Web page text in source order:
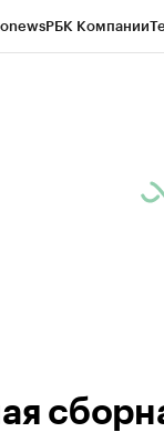
РБК Компании